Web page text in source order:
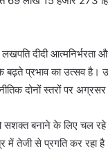
दीदी
प्रभाव का उत्सव है।
दोनों स्तरों पर
सशक्त बनाने के लिए चल
में तेजी से प्रगति कर रहा